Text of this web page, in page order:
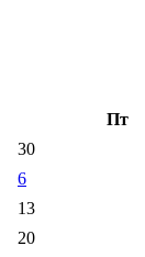
Пт
30
6
13
20